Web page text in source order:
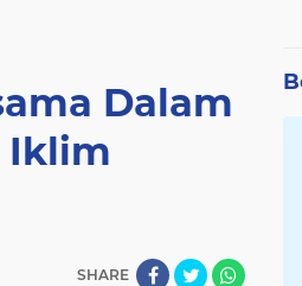
Dalam
Iklim
SHARE